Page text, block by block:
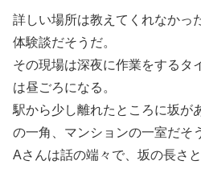
詳しい場所は教えてくれなかっ
体験談だそうだ。
その現場は深夜に作業をするタ
は昼ごろになる。
駅から少し離れたところに坂が
の一角、マンションの一室だそ
Aさんは話の端々で、坂の長さ